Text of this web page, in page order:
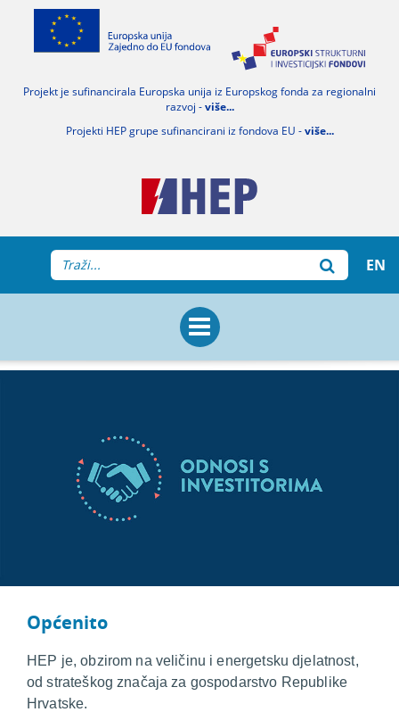
Projekt je sufinancirala Europska unija iz Europskog fonda za regionalni
razvoj -više...
Projekti HEP grupe sufinancirani iz fondova EU -više...
EN
Općenito
HEP je, obzirom na veličinu i energetsku djelatnost,
od strateškog značaja za gospodarstvo Republike
Hrvatske.